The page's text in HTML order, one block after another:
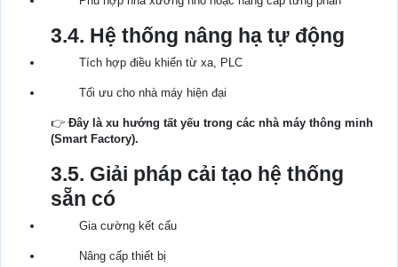
3.4. Hệ thống nâng hạ tự động
Tích hợp điều khiển từ xa, PLC
Tối ưu cho nhà máy hiện đại
👉 Đây là xu hướng tất yếu trong các nhà máy thông minh
(Smart Factory).
3.5. Giải pháp cải tạo hệ thống
sẵn có
Gia cường kết cấu
Nâng cấp thiết bị